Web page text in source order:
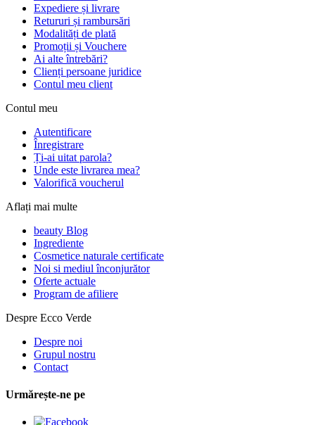
Expediere și livrare
Retururi și rambursări
Modalități de plată
Promoții și Vouchere
Ai alte întrebări?
Clienți persoane juridice
Contul meu client
Contul meu
Autentificare
Înregistrare
Ți-ai uitat parola?
Unde este livrarea mea?
Valorifică voucherul
Aflați mai multe
beauty Blog
Ingrediente
Cosmetice naturale certificate
Noi si mediul înconjurător
Oferte actuale
Program de afiliere
Despre Ecco Verde
Despre noi
Grupul nostru
Contact
Urmărește-ne pe